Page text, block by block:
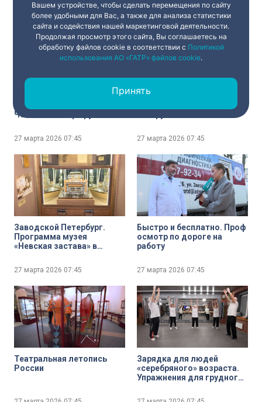
27 марта 202607:45 27 марта 202607:45
авиасообщение с Китаем.
Чем новые маршруты
27 марта 2026 07:45
«Императорские
27 марта 2026 07:45
Заводской Петербург.
Программа музея
«Невская застава» в
27 марта 2026 07:45
Быстро и бесплатно. Проф
осмотр по дороге на
работу
27 марта 2026 07:45
Театральная летопись
России
Зарядка для людей
«серебряного» возраста.
Упражнения для грудного
позвоночника, а также
Вашем устройстве, чтобы сделать перемещения по сайту
более удобными для Вас, а также для анализа статистики
сайта и содействия нашей маркетинговой деятельности.
Продолжая просмотр этого сайта, Вы соглашаетесь на
обработку файлов cookie в соответствии с Политикой
использования АО «ГАТР» файлов cookie.
Принять